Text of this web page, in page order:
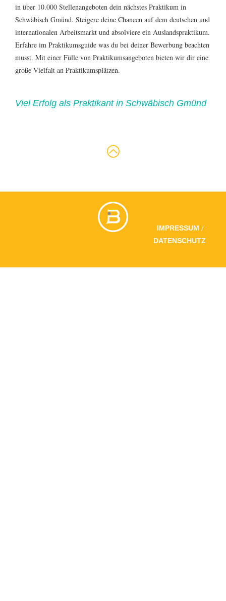
in über 10.000 Stellenangeboten dein nächstes Praktikum in
Schwäbisch Gmünd. Steigere deine Chancen auf dem deutschen und
internationalen Arbeitsmarkt und absolviere ein Auslandspraktikum.
Erfahre im Praktikumsguide was du bei deiner Bewerbung beachten
musst. Mit einer Fülle von Praktikumsangeboten bieten wir dir eine
große Vielfalt an Praktikumsplätzen.
Viel Erfolg als Praktikant in Schwäbisch Gmünd
IMPRESSUM /
DATENSCHUTZ